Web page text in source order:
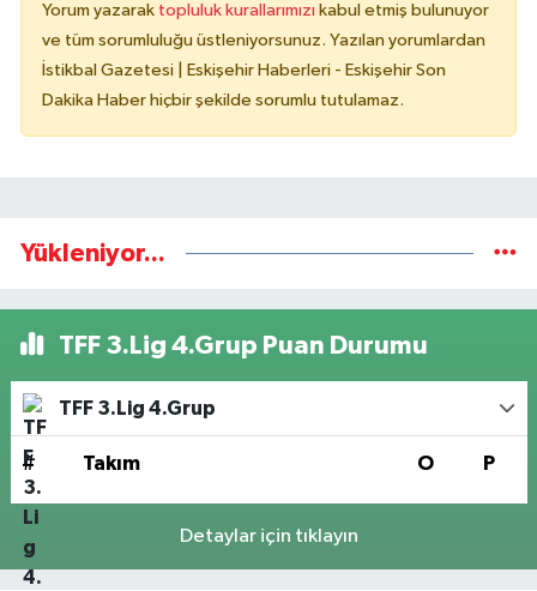
Yorum yazarak topluluk kurallarımızı kabul etmiş bulunuyor
ve tüm sorumluluğu üstleniyorsunuz. Yazılan yorumlardan
İstikbal Gazetesi | Eskişehir Haberleri - Eskişehir Son
Dakika Haber hiçbir şekilde sorumlu tutulamaz.
Yükleniyor...
TFF 3.Lig 4.Grup Puan Durumu
TFF 3.Lig 4.Grup
# Takım O P
Detaylar için tıklayın